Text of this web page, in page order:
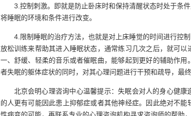
3.控制刺激。即就是防止卧床时和保持清醒状态时处于条
将睡眠的环境和条件进行改变。
4.限制睡眠的治疗方法，也就是对上床睡觉的时间进行控
放松训练来帮助其进入睡眠状态，通常练习几次之后，就可
一、舒缓、轻柔的音乐或者催眠曲，能够起到更好的辅助作
者失眠的躯体症状的同时，对其心理问题进行干预和疏导，最终
北京会明心理咨询中心温馨提示：失眠会对人的身心健
的人更有可能因此患上抑郁症或者其他神经症。因此绝对不